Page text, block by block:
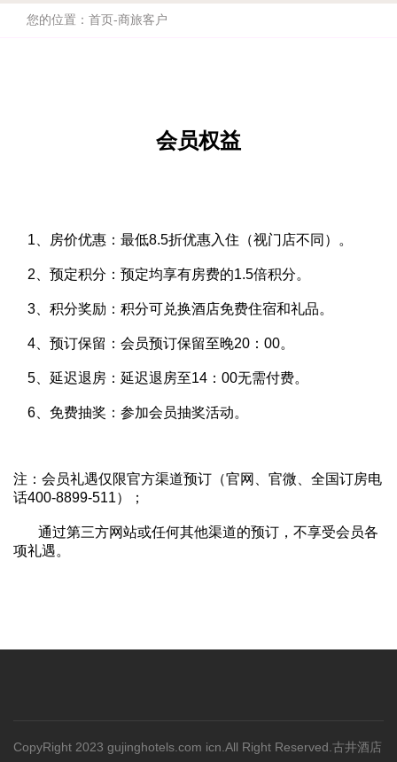
您的位置： 首页-商旅客户
会员权益
1、房价优惠：最低8.5折优惠入住（视门店不同）。
2、预定积分：预定均享有房费的1.5倍积分。
3、积分奖励：积分可兑换酒店免费住宿和礼品。
4、预订保留：会员预订保留至晚20：00。
5、延迟退房：延迟退房至14：00无需付费。
6、免费抽奖：参加会员抽奖活动。
注：会员礼遇仅限官方渠道预订（官网、官微、全国订房电
话400-8899-511）；
通过第三方网站或任何其他渠道的预订，不享受会员各
项礼遇。
CopyRight 2023 gujinghotels.com icn.All Right Reserved.古井酒店